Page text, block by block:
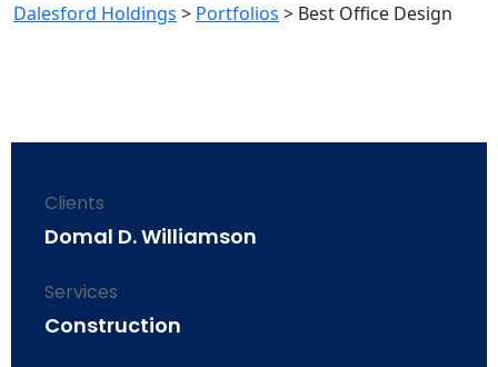
Dalesford Holdings > Portfolios > Best Office Design
Clients
Domal D. Williamson
Services
Construction